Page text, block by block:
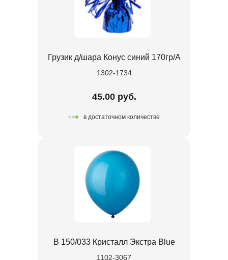
Грузик д/шара Конус синий 170гр/A
1302-1734
45.00 руб.
в достаточном количестве
В 150/033 Кристалл Экстра Blue
1102-3067